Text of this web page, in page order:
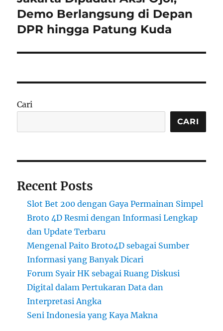
post:
Demo Berlangsung di Depan
DPR hingga Patung Kuda
Cari
CARI
Recent Posts
Slot Bet 200 dengan Gaya Permainan Simpel
Broto 4D Resmi dengan Informasi Lengkap
dan Update Terbaru
Mengenal Paito Broto4D sebagai Sumber
Informasi yang Banyak Dicari
Forum Syair HK sebagai Ruang Diskusi
Digital dalam Pertukaran Data dan
Interpretasi Angka
Seni Indonesia yang Kaya Makna